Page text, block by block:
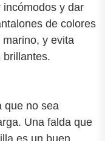
y dar
de colores
y evita
brillantes.
que no sea
Una falda que